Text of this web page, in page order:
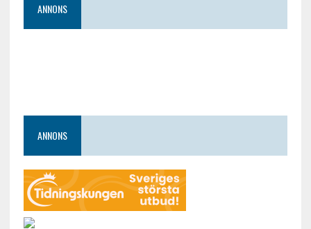
ANNONS
ANNONS